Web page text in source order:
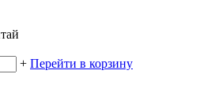
+ Перейти в корзину